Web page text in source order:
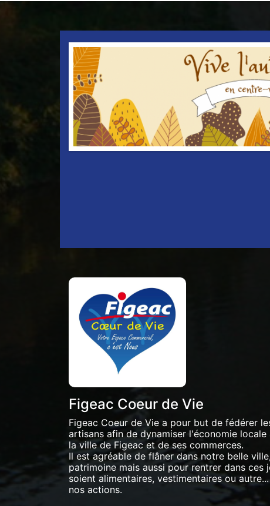
Figeac Coeur de Vie
Figeac Coeur de Vie a pour but de fédérer
artisans afin de dynamiser l'économie
la ville de Figeac et de ses commerces.
Il est agréable de flâner dans notre belle
patrimoine mais aussi pour rentrer dans ces
soient alimentaires, vestimentaires ou
nos actions.